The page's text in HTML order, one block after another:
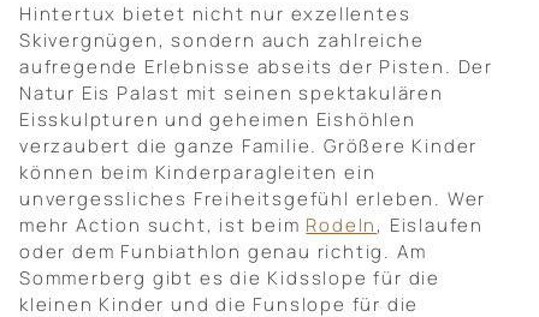
Hintertux bietet nicht nur exzellentes
Skivergnügen, sondern auch zahlreiche
aufregende Erlebnisse abseits der Pisten. Der
Natur Eis Palast mit seinen spektakulären
Eisskulpturen und geheimen Eishöhlen
verzaubert die ganze Familie. Größere Kinder
können beim Kinderparagleiten ein
unvergessliches Freiheitsgefühl erleben. Wer
mehr Action sucht, ist beim Rodeln, Eislaufen
oder dem Funbiathlon genau richtig. Am
Sommerberg gibt es die Kidsslope für die
kleinen Kinder und die Funslope für die